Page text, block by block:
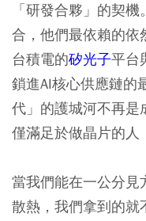
「研發合夥」的契
合，他們最依賴的依
台積電的矽光子平台
鎖進AI核心供應鏈的
代」的護城河不再是
僅滿足於做晶片的人
當我們能在一公分見
散熱，我們拿到的就